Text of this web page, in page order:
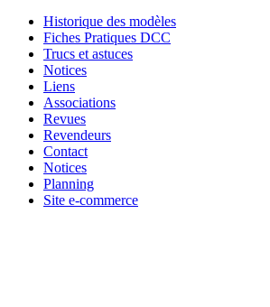
Historique des modèles
Fiches Pratiques DCC
Trucs et astuces
Notices
Liens
Associations
Revues
Revendeurs
Contact
Notices
Planning
Site e-commerce